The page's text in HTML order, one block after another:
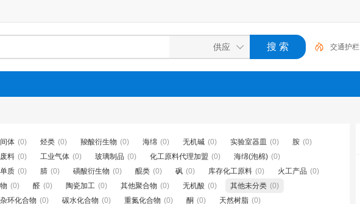
交通护栏
体 (0) 烃类 (0) 羧酸衍生物 (0) 海绵 (0) 无机碱 (0) 实验室器皿 (0) 胺 (0)
料 (0) 工业气体 (0) 玻璃制品 (0) 化工原料代理加盟 (0) 海绵(泡棉) (0)
单质 (0) 腈 (0) 磺酸衍生物 (0) 醌类 (0) 砜 (0) 库存化工原料 (0) 火工产品 (0)
(0) 醛 (0) 陶瓷加工 (0) 其他聚合物 (0) 无机酸 (0) 其他未分类 (0)
杂环化合物 (0) 碳水化合物 (0) 重氮化合物 (0) 酮 (0) 天然树脂 (0)